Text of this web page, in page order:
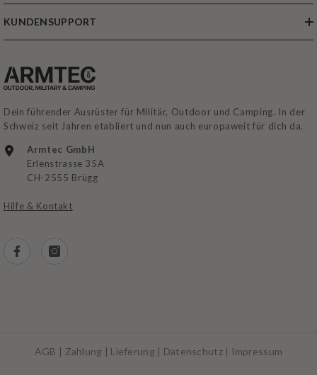
KUNDENSUPPORT
Dein führender Ausrüster für Militär, Outdoor und Camping. In der
Schweiz seit Jahren etabliert und nun auch europaweit für dich da.
Armtec GmbH
Erlenstrasse 35A
CH-2555 Brügg
Hilfe & Kontakt
AGB | Zahlung | Lieferung | Datenschutz| Impressum